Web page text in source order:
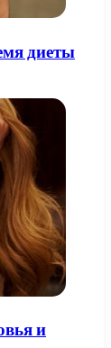
диеты
и